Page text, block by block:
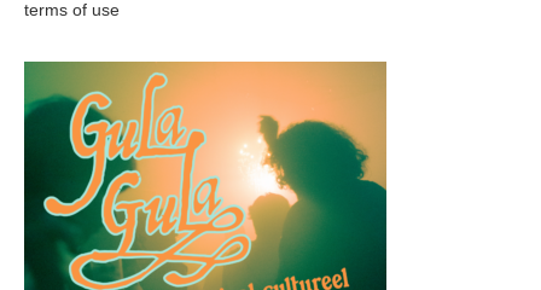
terms of use